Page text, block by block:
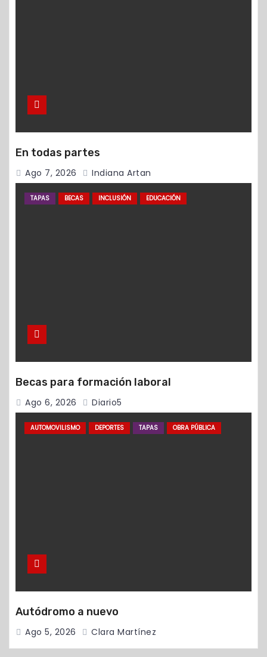
En todas partes
Ago 7, 2026 Indiana Artan
TAPAS BECAS INCLUSIÓN EDUCACIÓN
Becas para formación laboral
Ago 6, 2026 Diario5
AUTOMOVILISMO DEPORTES TAPAS OBRA PÚBLICA
Autódromo a nuevo
Ago 5, 2026 Clara Martínez